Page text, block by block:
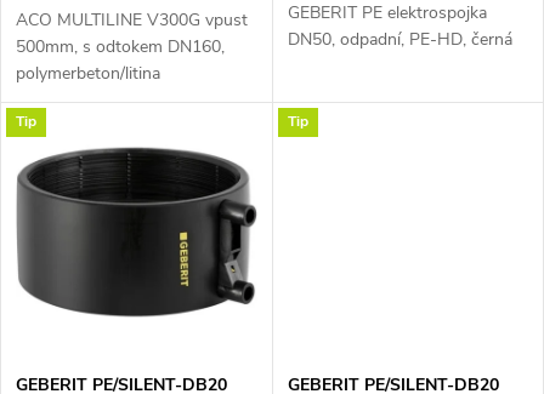
k
t
ů
u
k
t
ů
ACO MULTILINE V300G vpust
500mm, s odtokem DN160,
polymerbeton/litina
GEBERIT PE elektrospojka
DN50, odpadní, PE-HD, černá
Tip
GEBERIT PE/SILENT-DB20
Tip
GEBERIT PE/SILENT-DB20